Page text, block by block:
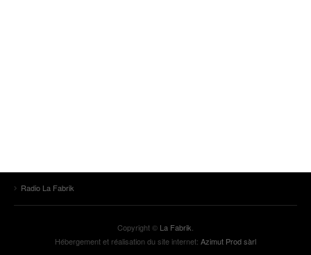
Radio La Fabrik
Copyright © La Fabrik
Hébergement et réalisation du site internet: Azimut Prod sàrl